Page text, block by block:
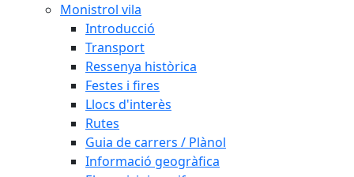
Monistrol vila
Introducció
Transport
Ressenya històrica
Festes i fires
Llocs d'interès
Rutes
Guia de carrers / Plànol
Informació geogràfica